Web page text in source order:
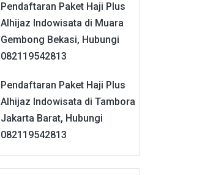
Pendaftaran Paket Haji Plus
Alhijaz Indowisata di Muara
Gembong Bekasi, Hubungi
082119542813
Pendaftaran Paket Haji Plus
Alhijaz Indowisata di Tambora
Jakarta Barat, Hubungi
082119542813